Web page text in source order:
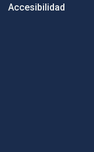
Accesibilidad